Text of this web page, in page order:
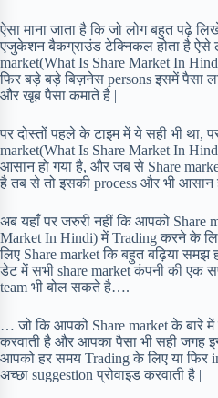
ऐसा माना जाता है कि जो लोग बहुत पढ़े
एजुकेशन बैकग्राउंड टेक्निकल होता है ऐसे
market(What Is Share Market In
फिर बड़े बड़े बिज़नेस persons इसमें पैसा
और खूब पैसा कमाते है |
पर दोस्तों पहले के टाइम में ये सही भी
market(What Is Share Market In
आसान हो गया है, और जब से Share
है तब से तो इसकी process और भी आसान
अब यहाँ पर जरुरी नहीं कि आपको Share
Market In Hindi) में Trading करने के
लिए Share market कि बहुत बढ़िया समझ
डेट में सभी share market कंपनी की एक
team भी बोल सकते है….
… जो कि आपको Share market के बारे में
करवाती है और आपका पैसा भी सही जगह
आपको हर समय Trading के लिए या फिर
अच्छा suggestion प्रोवाइड करवाती है |